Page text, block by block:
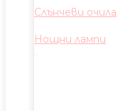
Слънчеви очила
Нощни лампи